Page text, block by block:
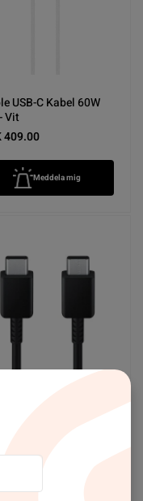
USB-C Kabel 60W
Vit
409.00
Meddela mig